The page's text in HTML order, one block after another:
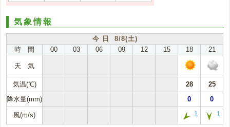
気象情報
今 日 8/8(土)
時 間
00 03 06 09 12 15 18 21
天 気
気温(℃) 28
25
降水量(mm)
0 0
風(m/s) 1 1